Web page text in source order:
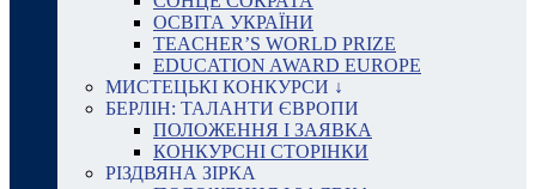
ОСВІТА УКРАЇНИ
TEACHER’S WORLD PRIZE
EDUCATION AWARD EUROPE
МИСТЕЦЬКІ КОНКУРСИ ↓
БЕРЛІН: ТАЛАНТИ ЄВРОПИ
ПОЛОЖЕННЯ І ЗАЯВКА
КОНКУРСНІ СТОРІНКИ
РІЗДВЯНА ЗІРКА